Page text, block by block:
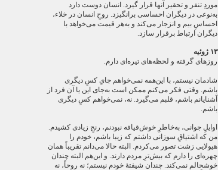
موردِ تنفر و تحقیر آنها قرار گیرد. انسان دوست دارد
به‌نوعی در دیگران احساسی برانگیزد. روحِ انسان در خلاء،
احساسِ بیم و انزجار می‌کند و به‌هر قیمت می‌خواهد با
دیگران ارتباط برقرار سازد.
۱۳ ژوئیه
روزهای گرفته و لحظه‌های تیره‌ای دارم.
شادمان نیستم، با این‌همه نمی‌خواهم جایِ کسِ دیگری
باشم. وقتی فکر می‌کنم ممکن است به‌جای این یا آن فرد از
آشنایانم باشم، قلبم می‌گیرد. نه، نمی‌خواهم کسِ دیگری
باشم.
اوایلِ جوانی، به‌خاطرِ خوش‌قیافه نبودنم، رنجِ زیادی کشیدم.
من که اشتیاقِ سوزانی داشتم که زیبا باشم، خودم را
هیولایی زشت تصور می‌کردم. البته حالا می‌دانم تقریباً همان
چهره‌ای را دارم که بیش‌ترِ مردم دارند. و این‌هم البته چندان
خوشحالم نمی‌کند. چندان شیفتۀ خودم نیستم؛ نه روحاً، نه